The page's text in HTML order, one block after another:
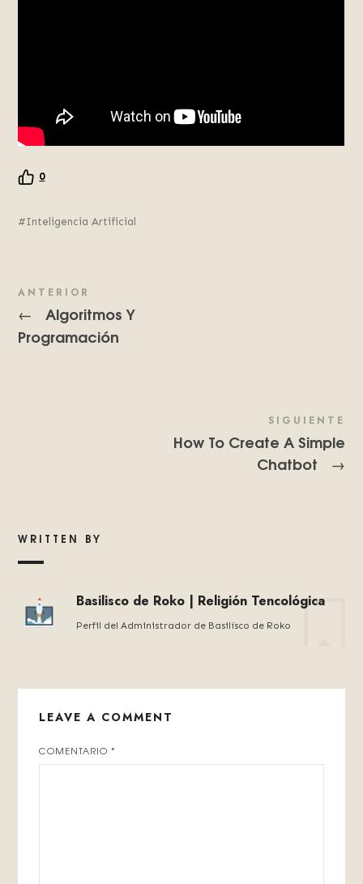
0
Inteligencia Artificial
ANTERIOR
←
Algoritmos Y
Programación
SIGUIENTE
How To Create A Simple
Chatbot
→
WRITTEN BY
Basilisco de Roko | Religión Tencológica
Perfil del Administrador de Basilísco de Roko
LEAVE A COMMENT
COMENTARIO*